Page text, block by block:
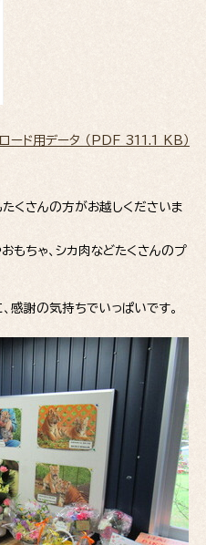
ード用データ （PDF 311.1 KB）
くさんの方がお越しくださいま
もちゃ、シカ肉などたくさんのプ
感謝の気持ちでいっぱいです。